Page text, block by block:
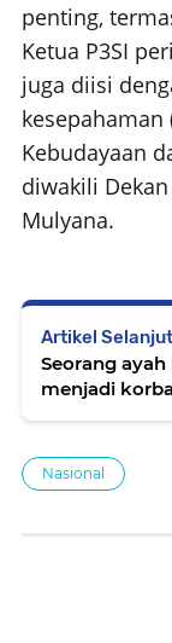
penting,
Ketua P3SI
juga diisi
kesepahaman
Kebudayaan
diwakili
Mulyana.
Artikel
Seorang
menjadi
Nasional